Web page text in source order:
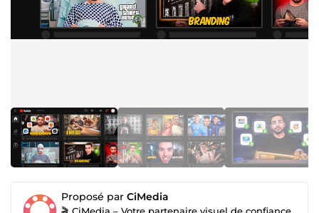
Proposé par CiMedia